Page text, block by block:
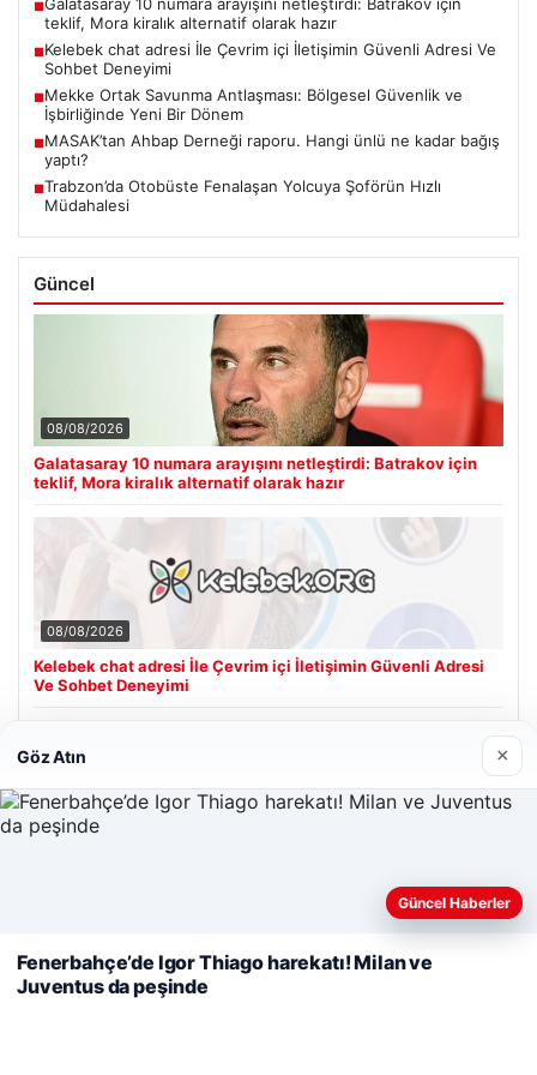
■
teklif, Mora kiralık alternatif olarak hazır
■Kelebek chat adresi İle Çevrim içi İletişimin Güvenli Adresi Ve
Sohbet Deneyimi
■Mekke Ortak Savunma Antlaşması: Bölgesel Güvenlik ve
İşbirliğinde Yeni Bir Dönem
■MASAK’tan Ahbap Derneği raporu. Hangi ünlü ne kadar bağış
yaptı?
■Trabzon’da Otobüste Fenalaşan Yolcuya Şoförün Hızlı
Müdahalesi
Güncel
08/08/2026
Galatasaray 10 numara arayışını netleştirdi: Batrakov için
teklif, Mora kiralık alternatif olarak hazır
08/08/2026
Kelebek chat adresi İle Çevrim içi İletişimin Güvenli Adresi
Ve Sohbet Deneyimi
Cengiz Sigorta
Web sitemizi nasıl kullandığınızı daha iyi anlayabilmek,
kullanıyoruz.
Çerez Politikamız
Reddet Kabul Et
Göz Atın ×
Güncel Haberler
Fenerbahçe’de Igor Thiago harekatı! Milan ve
Juventus da peşinde